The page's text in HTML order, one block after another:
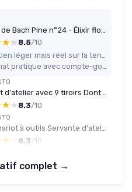
8.5/10
Chariot d'atelier avec 9 tiroirs Dont 9 tiroirs remplis d'outils comme clés à molette, cliquet avec écrou, anglais, etc - avec inserts souples en optique carbone Standard+clé à molette
8.3/10
XXL Chariot à outils Servante d'atelier avec 7 tiroirs Dont 7 remplis d'outils tels que clés à molette, cliquet avec écrou, tournevis, etc - dans des tiroirs avec inserts souples en optique de Standard+ensemble complet
8.3 /10
complet →